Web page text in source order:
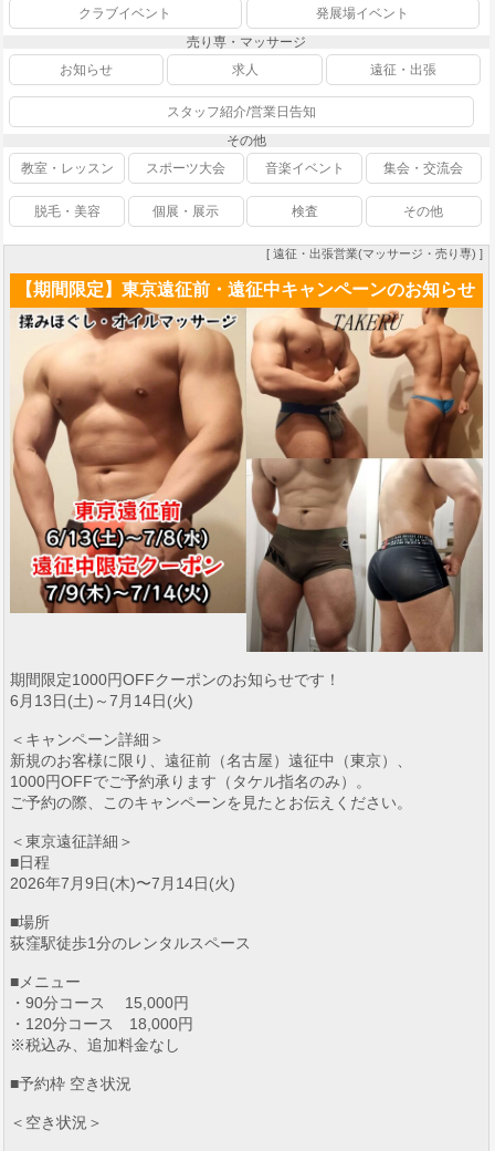
クラブイベント
発展場イベント
売り専・マッサージ
お知らせ
求人 遠征・出張
スタッフ紹介/営業日告知
その他
教室・レッスン
スポーツ大会 音楽イベント 集会・交流会
脱毛・美容 個展・展示 検査 その他
[ 遠征・出張営業(マッサージ・売り専) ]
【期間限定】東京遠征前・遠征中キャンペーンのお知らせ
期間限定1000円OFFクーポンのお知らせです！
6月13日(土)～7月14日(火)
＜キャンペーン詳細＞
新規のお客様に限り、遠征前（名古屋）遠征中（東京）、
1000円OFFでご予約承ります（タケル指名のみ）。
ご予約の際、このキャンペーンを見たとお伝えください。
＜東京遠征詳細＞
■日程
2026年7月9日(木)〜7月14日(火)
■場所
荻窪駅徒歩1分のレンタルスペース
■メニュー
・90分コース 15,000円
・120分コース 18,000円
※税込み、追加料金なし
■予約枠 空き状況
＜空き状況＞